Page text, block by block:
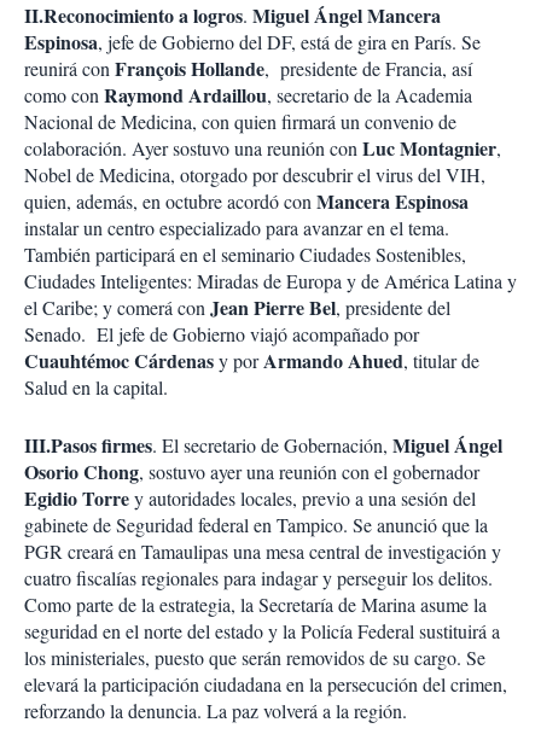
II.Reconocimiento a logros. Miguel Ángel Mancera
Espinosa, jefe de Gobierno del DF, está de gira en París. Se
reunirá con François Hollande, presidente de Francia, así
como con Raymond Ardaillou, secretario de la Academia
Nacional de Medicina, con quien firmará un convenio de
colaboración. Ayer sostuvo una reunión con Luc Montagnier,
Nobel de Medicina, otorgado por descubrir el virus del VIH,
quien, además, en octubre acordó con Mancera Espinosa
instalar un centro especializado para avanzar en el tema.
También participará en el seminario Ciudades Sostenibles,
Ciudades Inteligentes: Miradas de Europa y de América Latina y
el Caribe; y comerá con Jean Pierre Bel, presidente del
Senado. El jefe de Gobierno viajó acompañado por
Cuauhtémoc Cárdenasy porArmando Ahued, titular de
Salud en la capital.
III.Pasos firmes. El secretario de Gobernación, Miguel Ángel
Osorio Chong, sostuvo ayer una reunión con el gobernador
Egidio Torrey autoridades locales, previo a una sesión del
gabinete de Seguridad federal en Tampico. Se anunció que la
PGR creará en Tamaulipas una mesa central de investigación y
cuatro fiscalías regionales para indagar y perseguir los delitos.
Como parte de la estrategia, la Secretaría de Marina asume la
seguridad en el norte del estado y la Policía Federal sustituirá a
los ministeriales, puesto que serán removidos de su cargo. Se
elevará la participación ciudadana en la persecución del crimen,
reforzando la denuncia. La paz volverá a la región.